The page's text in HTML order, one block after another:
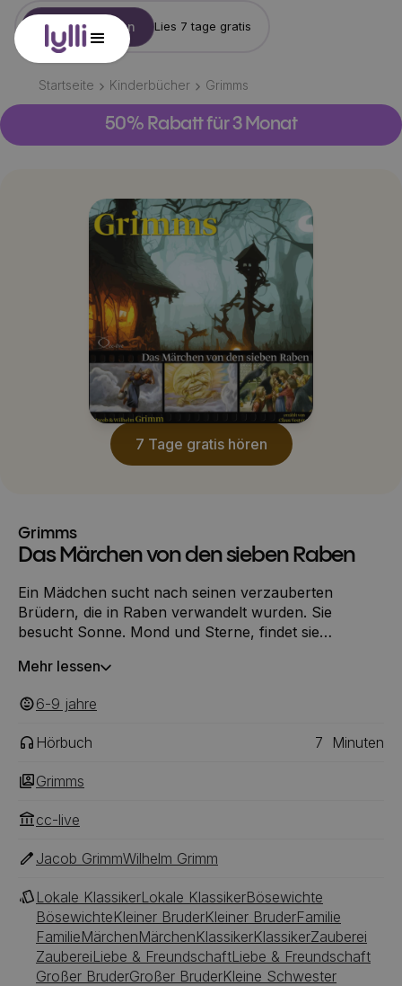
Konto erstellen Lies 7 tage gratis
Startseite Kinderbücher Grimms
50% Rabatt für 3 Monat
7 Tage gratis hören
Grimms
Das Märchen von den sieben Raben
Ein Mädchen sucht nach seinen verzauberten
Brüdern, die in Raben verwandelt wurden. Sie
besucht Sonne. Mond und Sterne, findet sie
stellt die Familie wieder her. Die Geschichte handelt
Geschwisterliebe.
Mehr lessen
6-9 ‎‎ jahre
Hörbuch 7 Minuten
Grimms
cc-live
Jacob GrimmWilhelm Grimm
Lokale KlassikerLokale KlassikerBösewichte
BösewichteKleiner BruderKleiner BruderFamilie
FamilieMärchenMärchenKlassikerKlassikerZauberei
ZaubereiLiebe & FreundschaftLiebe & Freundschaft
Großer BruderGroßer BruderKleine Schwester